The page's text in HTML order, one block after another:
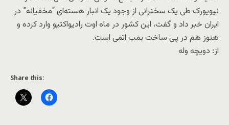
نیویورک طی یک سخنرانی از وجود یک انبار هسته‌ای “مخفیانه” در
ایران خبر داد و گفت، این کشور در ماه اوت رادیواکتیو وارد کرده و
هنوز هم در پی ساخت بمب اتمی است.
از: دویچه وله
Share this: